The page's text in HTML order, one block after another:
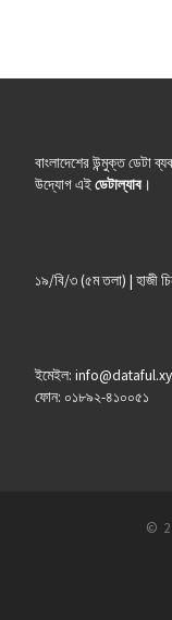
বাংলাদেশের উন্মুক্ত ডেটা
উদ্যোগ এইডেটাল্যাব।
১৯/বি/৩ (৫ম তলা) | হাজী
ইমেইল:
ফোন: ০১৮৯২-৪১০০৫১
©